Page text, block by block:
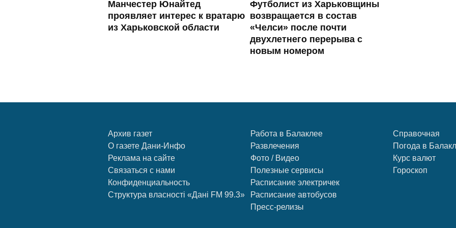
Манчестер Юнайтед
проявляет интерес к вратарю
из Харьковской области
Футболист из Харьковщины
возвращается в состав
«Челси» после почти
двухлетнего перерыва с
новым номером
Архив газет
О газете Дани-Инфо
Реклама на сайте
Связаться с нами
Конфиденциальность
Структура власності «Дані FM 99.3»
Работа в Балаклее
Развлечения
Фото / Видео
Полезные сервисы
Расписание электричек
Расписание автобусов
Пресс-релизы
Справочная
Погода в
Курс валют
Гороскоп